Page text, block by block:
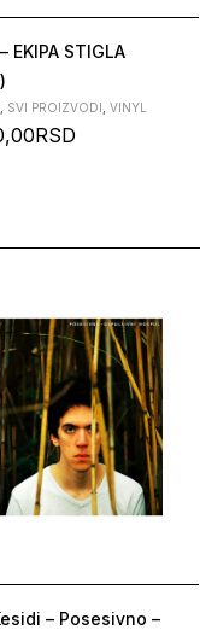
EKIPA STIGLA
, SVI PROIZVODI , VINYL
RSD
– Posesivno –